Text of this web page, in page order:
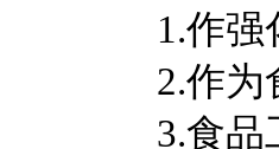
1.作
2.作为
3.食品